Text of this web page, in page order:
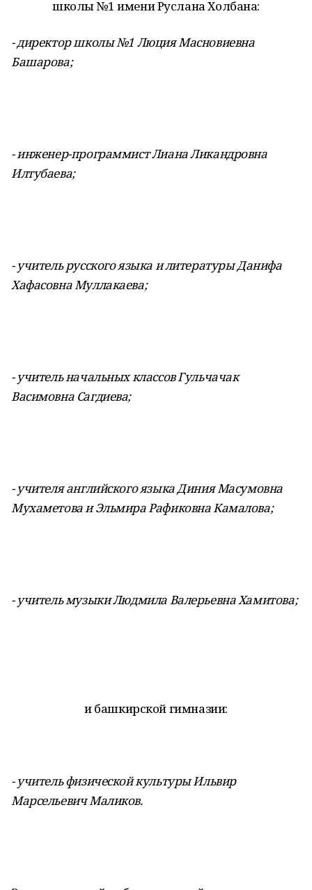
школы №1 имени Руслана Холбана:
- директор школы №1 Люция Масновиевна
Башарова;
- инженер-программист Лиана Ликандровна
Илтубаева;
- учитель русского языка и литературы Данифа
Хафасовна Муллакаева;
- учитель начальных классов Гульчачак
Васимовна Сагдиева;
- учителя английского языка Диния Масумовна
Мухаметова и Эльмира РафиковнаКамалова;
- учитель музыки Людмила Валерьевна Хамитова;
и башкирской гимназии:
- учитель физической культуры Ильвир
Марсельевич Маликов.